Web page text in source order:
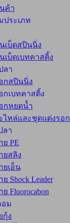
ค้า
ประเภท
เบ็ดสปินนิ่ง
เบ็ดเบทคาสติ้ง
ลา
กสปินนิ่ง
กเบทคาสติ้ง
กหยดน้ำ
ไหล่และชุดแต่งรอก
ลา
ย PE
ยสลิง
ยเอ็น
ย Shock Leader
ย Fluorocabon
อม
กุ้ง